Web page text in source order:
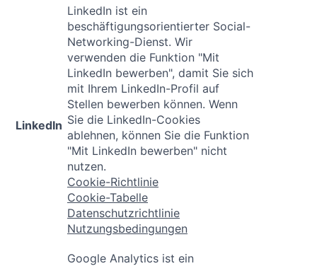
LinkedIn
LinkedIn ist ein
beschäftigungsorientierter Social-
Networking-Dienst. Wir
verwenden die Funktion "Mit
LinkedIn bewerben", damit Sie sich
mit Ihrem LinkedIn-Profil auf
Stellen bewerben können. Wenn
Sie die LinkedIn-Cookies
ablehnen, können Sie die Funktion
"Mit LinkedIn bewerben" nicht
nutzen.
Cookie-Richtlinie
Cookie-Tabelle
Datenschutzrichtlinie
Nutzungsbedingungen
Google Analytics ist ein